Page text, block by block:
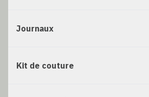
Journaux
Kit de couture